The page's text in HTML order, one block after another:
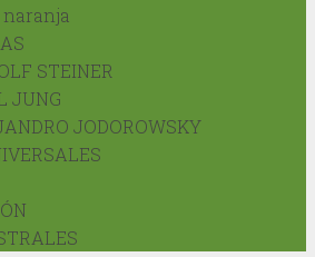
naranja
STEINER
JUNG
JODOROWSKY